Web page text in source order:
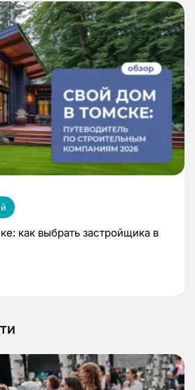
как выбрать застройщика в